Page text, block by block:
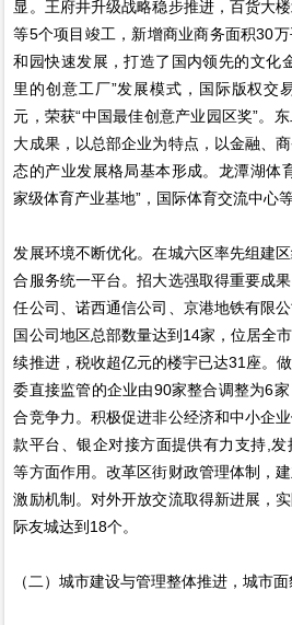
显。王府井升级战略稳步推进，百货大
等5个项目竣工，新增商业商务面积30
和园快速发展，打造了国内领先的文化
里的创意工厂”发展模式，国际版权交
元，荣获“中国最佳创意产业园区奖”。
大成果，以总部企业为特点，以金融、
态的产业发展格局基本形成。龙潭湖体
家级体育产业基地”，国际体育交流中心
发展环境不断优化。在城六区率先组建
合服务统一平台。招大选强取得重要成
任公司、诺西通信公司、京港地铁有限
国公司地区总部数量达到14家，位居全
续推进，税收超亿元的楼宇已达31座。
委直接监管的企业由90家整合调整为6
合竞争力。积极促进非公经济和中小企
款平台、银企对接方面提供有力支持,
等方面作用。改革区街财政管理体制，
激励机制。对外开放交流取得新进展，
际友城达到18个。
（二）城市建设与管理整体推进，城市